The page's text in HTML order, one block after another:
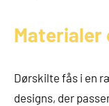
Materialer
Dørskilte fås i en
designs, der